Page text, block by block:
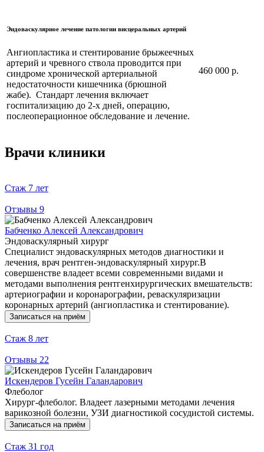
Эндоваскулярное лечение патологии висцеральных артерий
Ангиопластика и стентирование брыжеечных
артерий и чревного ствола проводится при
синдроме хронической артериальной
недостаточности кишечника (брюшной
жабе). Стандарт лечения включает
госпитализацию до 2-х дней, операцию,
послеоперационное обследование и лечение.
460 000 р.
Врачи клиники
Стаж 7 лет
Отзывы 9
Бабченко Алексей Александрович
Эндоваскулярный хирург
Специалист эндоваскулярных методов диагностики и
лечения, врач рентген-эндоваскулярный хирург.В
совершенстве владеет всеми современными видами и
методами выполнения рентгенхирургических вмешательств:
артериографии и коронарографии, реваскуляризации
коронарных артерий (ангиопластика и стентирование).
Записаться на приём
Стаж 8 лет
Отзывы 22
Искендеров Гусейн Галандарович
Флеболог
Хирург-флеболог. Владеет лазерными методами лечения
варикозной болезни, УЗИ диагностикой сосудистой системы.
Записаться на приём
Стаж 31 год